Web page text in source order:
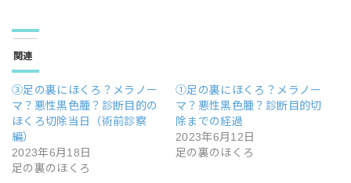
て
T
w
i
t
t
e
r
で
共
有
(
新
し
い
有
す
る
に
は
ッ
ク
し
関連
③足の裏にほくろ？メラノー
マ？悪性黒色腫？診断目的の
ほくろ切除当日（術前診察
編）
2023年6月18日
足の裏のほくろ
①足の裏にほくろ？メラノー
マ？悪性黒色腫？診断目的切
除までの経過
2023年6月12日
足の裏のほくろ